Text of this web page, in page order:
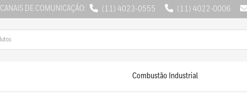
CANAIS DE COMUNICAÇÃO: (11) 4023-0555 (11) 4022-0006
Combustão Industrial